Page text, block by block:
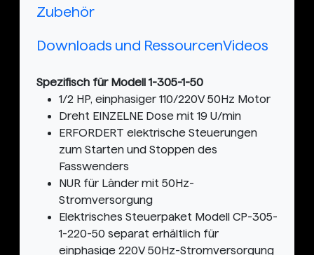
Zubehör
Downloads und RessourcenVideos
Spezifisch für Modell 1-305-1-50
1/2 HP, einphasiger 110/220V 50Hz Motor
Dreht EINZELNE Dose mit 19 U/min
ERFORDERT elektrische Steuerungen
zum Starten und Stoppen des
Fasswenders
NUR für Länder mit 50Hz-
Stromversorgung
Elektrisches Steuerpaket Modell CP-305-
1-220-50 separat erhältlich für
einphasige 220V 50Hz-Stromversorgung